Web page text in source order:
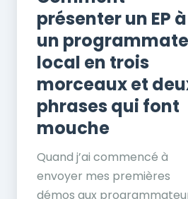
présenter un EP à
un
local en trois
morceaux et
phrases qui font
mouche
Quand j’ai commencé à
envoyer mes premières
démos aux